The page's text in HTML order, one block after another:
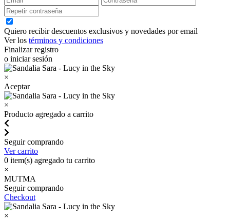
Quiero recibir descuentos exclusivos y novedades por email
Ver los términos y condiciones
Finalizar registro
o iniciar sesión
×
Aceptar
×
Producto agregado a carrito
Seguir comprando
Ver carrito
0 item(s) agregado tu carrito
×
MUTMA
Seguir comprando
Checkout
×